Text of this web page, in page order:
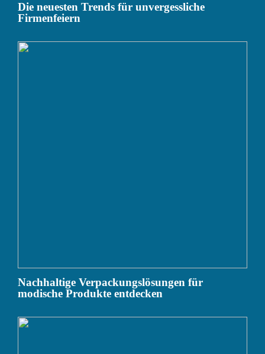
Die neuesten Trends für unvergessliche
Firmenfeiern
Nachhaltige Verpackungslösungen für
modische Produkte entdecken